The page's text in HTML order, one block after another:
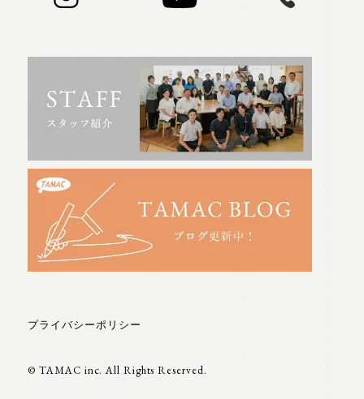
プライバシーポリシー
© TAMAC inc. All Rights Reserved.